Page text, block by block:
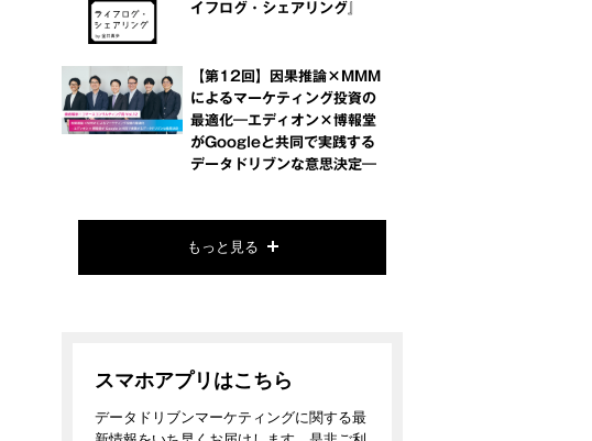
イフログ・シェアリング』
【第12回】因果推論×MMM
によるマーケティング投資の
最適化―エディオン×博報堂
がGoogleと共同で実践する
データドリブンな意思決定―
もっと見る
スマホアプリはこちら
データドリブンマーケティングに関する最